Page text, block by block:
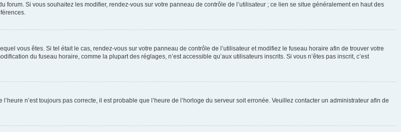
Si vous souhaitez les modifier, rendez-vous sur votre panneau de contrôle de l’utilisateur ; ce lien se situe généralement en haut des
vous êtes. Si tel était le cas, rendez-vous sur votre panneau de contrôle de l’utilisateur et modifiez le fuseau horaire afin de trouver votre
du fuseau horaire, comme la plupart des réglages, n’est accessible qu’aux utilisateurs inscrits. Si vous n’êtes pas inscrit, c’est
n’est toujours pas correcte, il est probable que l’heure de l’horloge du serveur soit erronée. Veuillez contacter un administrateur afin de